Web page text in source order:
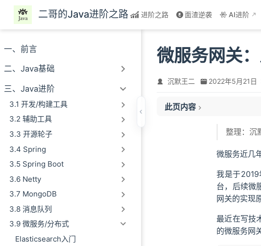
跳至主要內容
二哥的Java进阶之路 进阶之路 面渣逆袭 AI进阶
一、前言
二、Java基础
三、Java进阶
3.1 开发/构建工具
3.2 辅助工具
3.3 开源轮子
3.4 Spring
3.5 Spring Boot
3.6 Netty
3.7 MongoDB
3.8 消息队列
3.9 微服务/分布式
Elasticsearch入门
微服务网关
沉默王二 2022年5月21日
此页内容
API网关基础
网关的主要功能
整理：沉
微服务近几
我是于
台，后续微
网关的实现
最近在写技
的微服务网